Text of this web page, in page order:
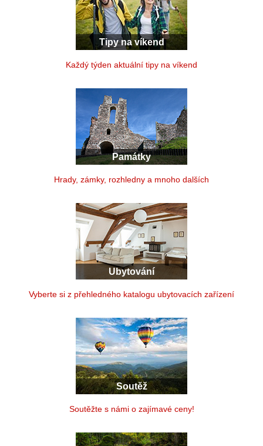
Tipy na víkend
Každý týden aktuální tipy na víkend
Památky
Hrady, zámky, rozhledny a mnoho dalších
Ubytování
Vyberte si z přehledného katalogu ubytovacích zařízení
Soutěž
Soutěžte s námi o zajímavé ceny!